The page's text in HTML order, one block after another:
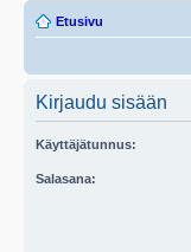
Etusivu
Kirjaudu sisään
Käyttäjätunnus:
Salasana: